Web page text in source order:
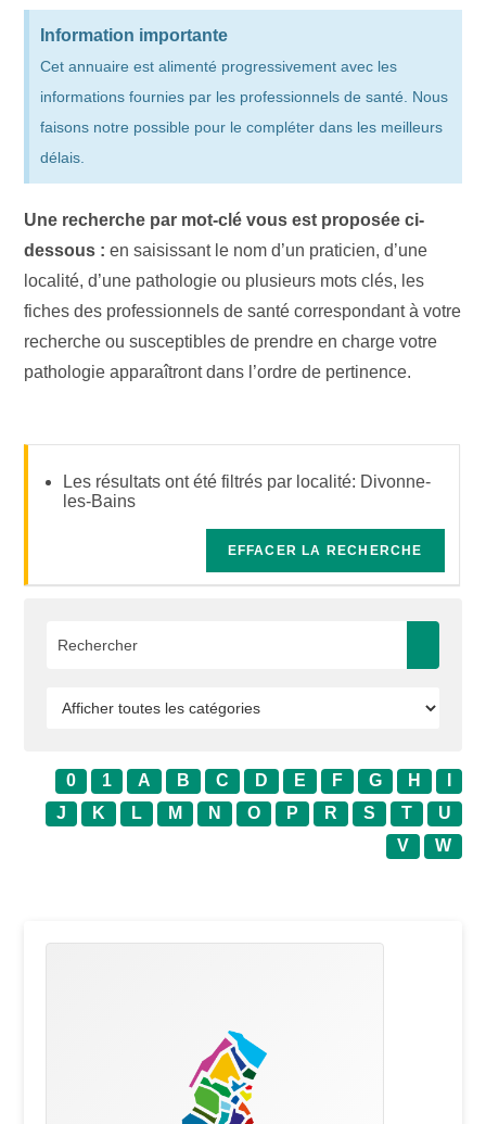
Information importante
Cet annuaire est alimenté progressivement avec les
informations fournies par les professionnels de santé. Nous
faisons notre possible pour le compléter dans les meilleurs
délais.
Une recherche par mot-clé vous est proposée ci-
dessous : en saisissant le nom d’un praticien, d’une
localité, d’une pathologie ou plusieurs mots clés, les
fiches des professionnels de santé correspondant à votre
recherche ou susceptibles de prendre en charge votre
pathologie apparaîtront dans l’ordre de pertinence.
Les résultats ont été filtrés par localité: Divonne-
les-Bains
EFFACER LA RECHERCHE
0 1 A B C D E F G H
J
K L M N O P R S T
U
V
W